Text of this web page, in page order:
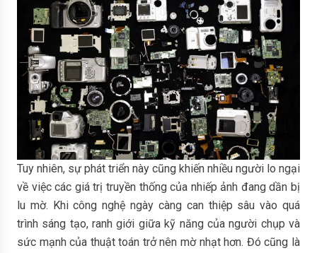
Tuy nhiên, sự phát triển này cũng khiến nhiều người lo ngại
về việc các giá trị truyền thống của nhiếp ảnh đang dần bị
lu mờ. Khi công nghệ ngày càng can thiệp sâu vào quá
trình sáng tạo, ranh giới giữa kỹ năng của người chụp và
sức mạnh của thuật toán trở nên mờ nhạt hơn. Đó cũng là